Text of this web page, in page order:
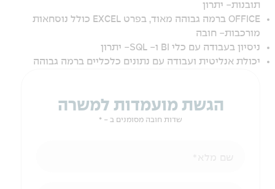
תובנות- יתרון
OFFICE ברמה גבוהה מאוד, בפרט EXCEL כולל נוסחאות
מורכבות- חובה
ניסיון בעבודה עם כלי BI ו- SQL- יתרון
יכולת אנליטית ועבודה עם נתונים כלכליים ברמה גבוהה
הגשת מועמדות למשרה
שדות חובה מסומנים ב - *